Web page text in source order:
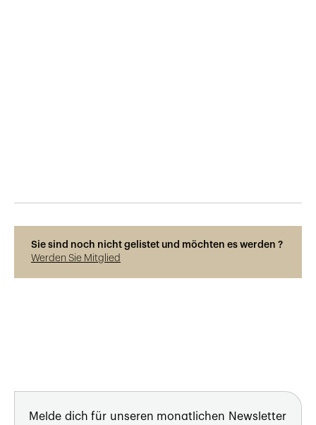
Sie sind noch nicht gelistet und möchten es werden ?
Werden Sie Mitglied
Melde dich für unseren monatlichen Newsletter